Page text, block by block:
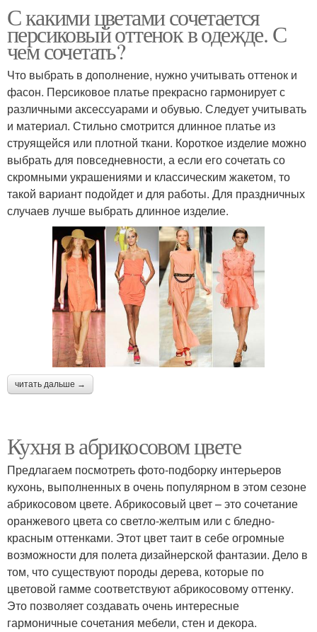
С какими цветами сочетается
персиковый оттенок в одежде. С
чем сочетать?
Что выбрать в дополнение, нужно учитывать оттенок и
фасон. Персиковое платье прекрасно гармонирует с
различными аксессуарами и обувью. Следует учитывать
и материал. Стильно смотрится длинное платье из
струящейся или плотной ткани. Короткое изделие можно
выбрать для повседневности, а если его сочетать со
скромными украшениями и классическим жакетом, то
такой вариант подойдет и для работы. Для праздничных
случаев лучше выбрать длинное изделие.
читать дальше →
Кухня в абрикосовом цвете
Предлагаем посмотреть фото-подборку интерьеров
кухонь, выполненных в очень популярном в этом сезоне
абрикосовом цвете. Абрикосовый цвет – это сочетание
оранжевого цвета со светло-желтым или с бледно-
красным оттенками. Этот цвет таит в себе огромные
возможности для полета дизайнерской фантазии. Дело в
том, что существуют породы дерева, которые по
цветовой гамме соответствуют абрикосовому оттенку.
Это позволяет создавать очень интересные
гармоничные сочетания мебели, стен и декора.